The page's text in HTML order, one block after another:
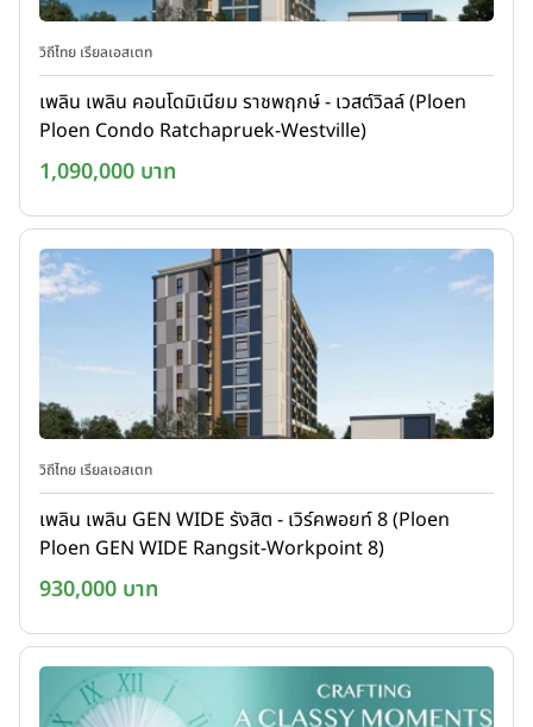
วิถีไทย เรียลเอสเตท
เพลิน เพลิน คอนโดมิเนียม ราชพฤกษ์ - เวสต์วิลล์ (Ploen
Ploen Condo Ratchapruek-Westville)
1,090,000 บาท
วิถีไทย เรียลเอสเตท
เพลิน เพลิน GEN WIDE รังสิต - เวิร์คพอยท์ 8 (Ploen
Ploen GEN WIDE Rangsit-Workpoint 8)
930,000 บาท